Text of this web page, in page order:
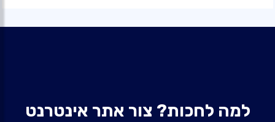
למה לחכות? צור אתר אינטרנט